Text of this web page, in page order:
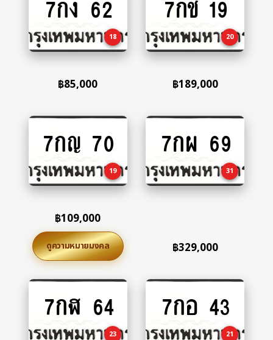
to
18
฿85,000
20
฿189,000
to
7กญ 70
19
฿109,000
ดูความหมายมงคล
to
7กผ 69
31
฿329,000
to
7กฬ 64
23
to
7กอ 43
21